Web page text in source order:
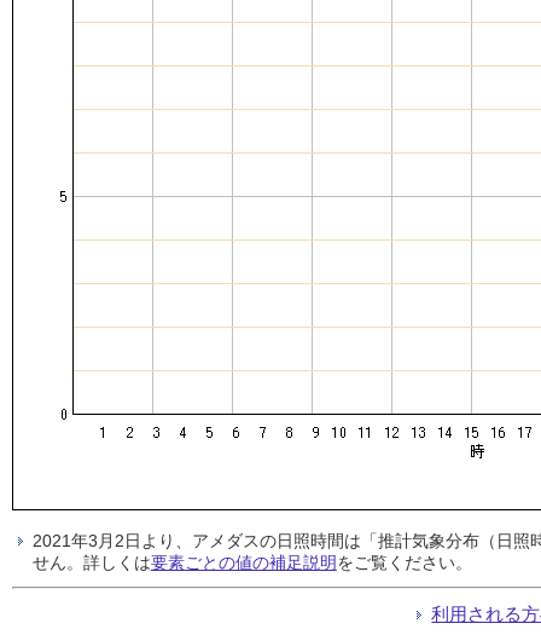
2021年3月2日より、アメダスの日照時間は「推計気象分布（日
せん。詳しくは要素ごとの値の補足説明をご覧ください。
利用される